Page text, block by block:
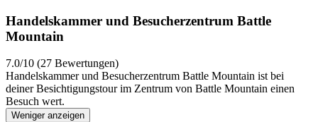
Handelskammer und Besucherzentrum Battle
Mountain
7.0/10 (27 Bewertungen)
Handelskammer und Besucherzentrum Battle Mountain ist bei
deiner Besichtigungstour im Zentrum von Battle Mountain einen
Besuch wert.
Weniger anzeigen